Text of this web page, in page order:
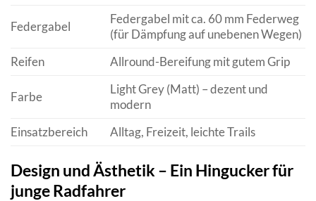
Federgabel
Federgabel mit ca. 60 mm Federweg
(für Dämpfung auf unebenen Wegen)
Reifen
Allround-Bereifung mit gutem Grip
Farbe
Light Grey (Matt) – dezent und
modern
Einsatzbereich
Alltag, Freizeit, leichte Trails
Design und Ästhetik – Ein Hingucker für
junge Radfahrer